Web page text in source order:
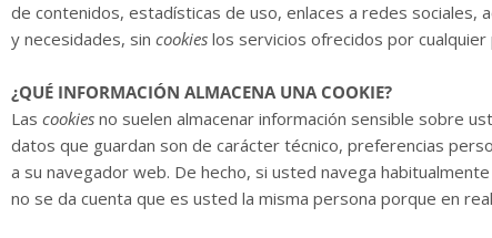
de contenidos, estadísticas de uso, enlaces a redes sociales,
y necesidades, sin cookies los servicios ofrecidos por
¿QUÉ INFORMACIÓN ALMACENA UNA COOKIE?
Las cookies no suelen almacenar información sensible sobre
datos que guardan son de carácter técnico, preferencias
a su navegador web. De hecho, si usted navega
no se da cuenta que es usted la misma persona porque en